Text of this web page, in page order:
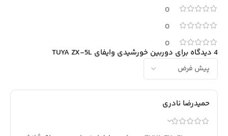
0
0
0
4 دیدگاه برای دوربین خورشیدی وایفای TUYA ZX-5L
حمیدرضا نادری